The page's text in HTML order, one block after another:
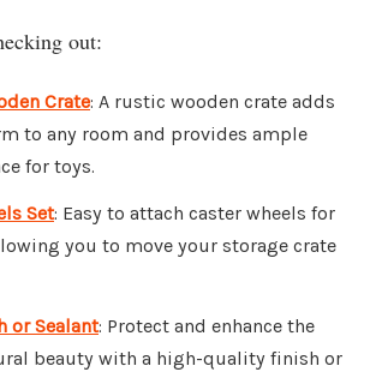
out:
Crate: A rustic wooden crate adds
to any room and provides ample
for toys.
Set: Easy to attach caster wheels for
you to move your storage crate
or Sealant: Protect and enhance the
beauty with a high-quality finish or